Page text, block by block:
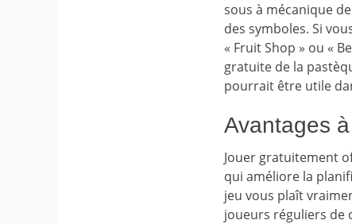
sous à mécanique
des symboles. Si
« Fruit Shop » ou «
gratuite de la
pourrait être utile
Avantages
Jouer gratuitement
qui améliore la
jeu vous plaît
joueurs réguliers de